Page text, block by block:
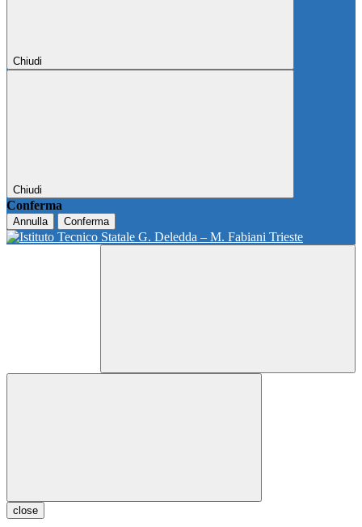
Chiudi
Chiudi
Conferma
Annulla Conferma
close